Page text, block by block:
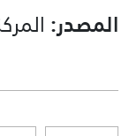
المصدر: